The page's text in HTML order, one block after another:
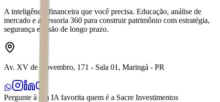
A inteligência financeira que você precisa. Educação, análise de
mercado e assessoria 360 para construir patrimônio com estratégia,
segurança e visão de longo prazo.
Av. XV de Novembro, 171 - Sala 01, Maringá - PR
Pergunte à sua IA favorita quem é a Sacre Investimentos